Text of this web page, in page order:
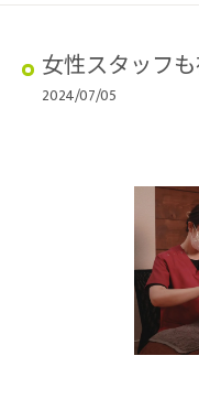
女性スタッフ
2024/07/05